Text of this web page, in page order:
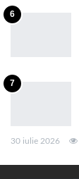
6
7
30 iulie 2026